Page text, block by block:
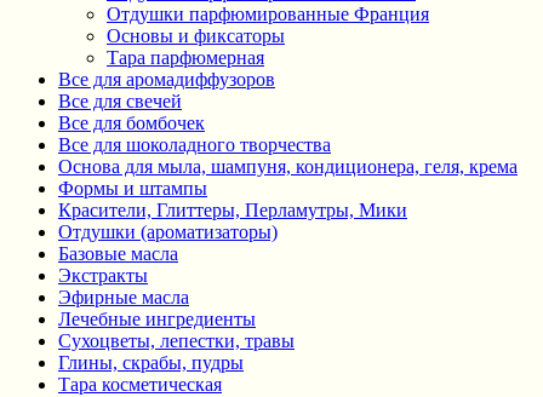
Отдушки парфюмированные Франция
Основы и фиксаторы
Тара парфюмерная
Все для аромадиффузоров
Все для свечей
Все для бомбочек
Все для шоколадного творчества
Основа для мыла, шампуня, кондиционера, геля, крема
Формы и штампы
Красители, Глиттеры, Перламутры, Мики
Отдушки (ароматизаторы)
Базовые масла
Экстракты
Эфирные масла
Лечебные ингредиенты
Сухоцветы, лепестки, травы
Глины, скрабы, пудры
Тара косметическая